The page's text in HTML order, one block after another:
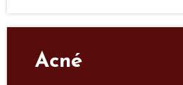
Acné